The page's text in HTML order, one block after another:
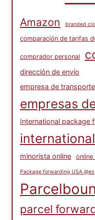
Amazon branded
comparación de tarifas
comprador personal
dirección de envío
empresa de
empresas
International package
minorista online online
Package forwarding USA @es
parcel